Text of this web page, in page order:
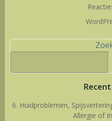
6. Huidproblemen,
Allergie of